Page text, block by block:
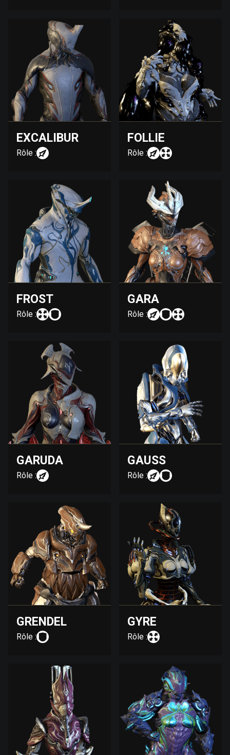
EXCALIBUR
Rôle :
FOLLIE
Rôle :
FROST
Rôle :
GARA
Rôle :
GARUDA
Rôle :
GAUSS
Rôle :
GRENDEL
Rôle :
GYRE
Rôle :